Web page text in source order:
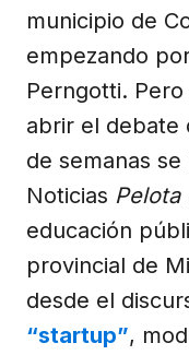
municipio de
empezando
Perngotti.
abrir el debate
de semanas
Noticias Pelota
educación
provincial de
desde el
“startup”,